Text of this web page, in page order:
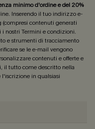
minimo d'ordine e del 20%
Inserendo il tuo indirizzo e-
contenuti generati
i nostri Termini e condizioni.
e strumenti di tracciamento
se le e-mail vengono
contenuti e offerte e
il tutto come descritto nella
l'iscrizione in qualsiasi